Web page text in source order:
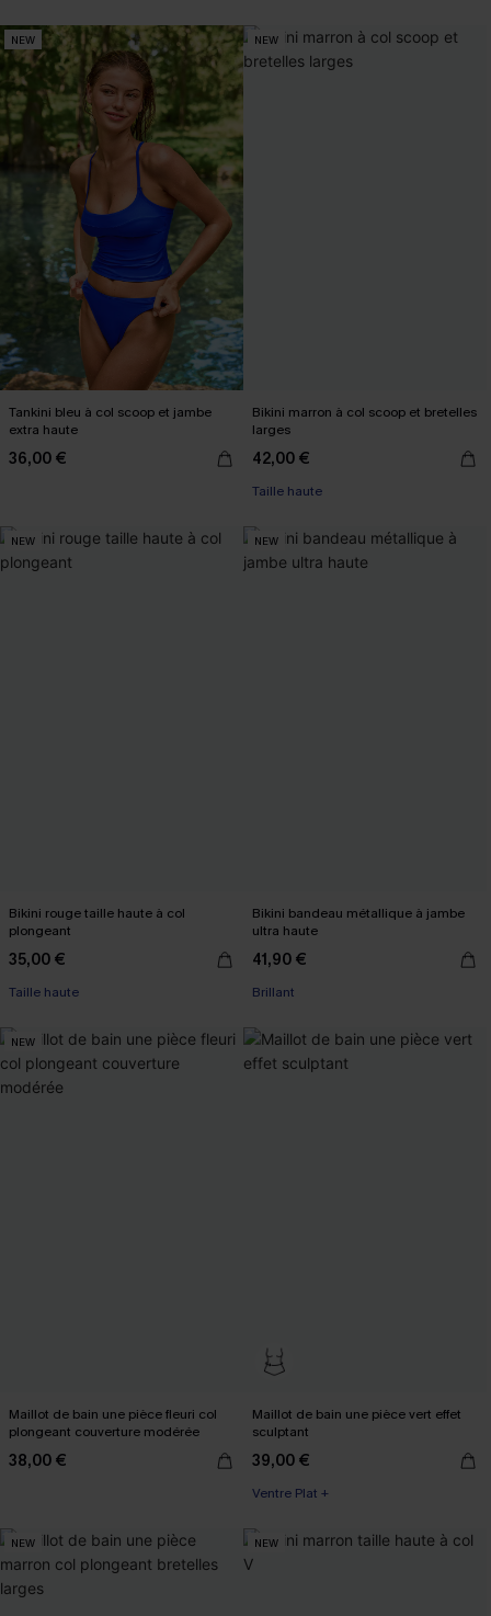
NEW
Tankini bleu à col scoop et jambe
extra haute
36,00 €
NEW
Bikini marron à col scoop et bretelles
larges
42,00 €
Taille haute
NEW
Bikini rouge taille haute à col
plongeant
35,00 €
Taille haute
NEW
Bikini bandeau métallique à jambe
ultra haute
41,90 €
Brillant
NEW
Maillot de bain une pièce fleuri col
plongeant couverture modérée
38,00 €
Maillot de bain une pièce vert effet
sculptant
39,00 €
Ventre Plat +
NEW NEW